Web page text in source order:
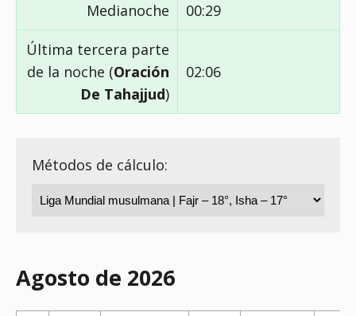
Medianoche 00:29
Última tercera parte
de la noche (Oración
De Tahajjud)
02:06
Métodos de cálculo:
Agosto de 2026